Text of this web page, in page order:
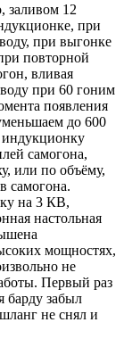
заливом 12
при
при выгонке
повторной
вливая
при 60 гоним
появления
до 600
самогона,
или по объёму,
самогона.
на 3 КВ,
настольная
мощностях,
не
Первый раз
барду забыл
не снял и